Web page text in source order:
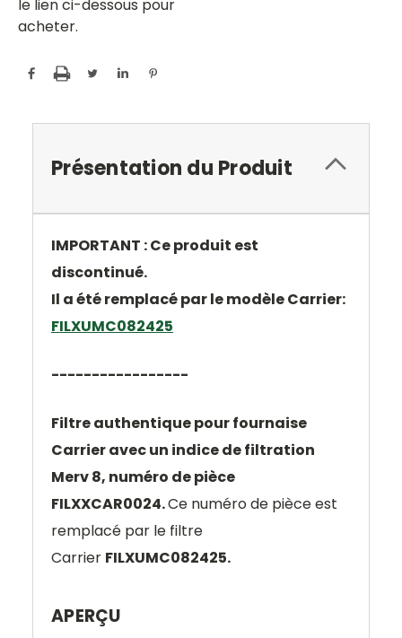
le lien ci-dessous pour
acheter.
Current
Stock:
Présentation du Produit
IMPORTANT : Ce produit est
discontinué.
Il a été remplacé par le modèle Carrier:
FILXUMC082425
-----------------
Filtre authentique pour fournaise
Carrier avec un indice de filtration
Merv 8, numéro de pièce
FILXXCAR0024.Ce numéro de pièce est
remplacé par le filtre
Carrier FILXUMC082425.
APERÇU